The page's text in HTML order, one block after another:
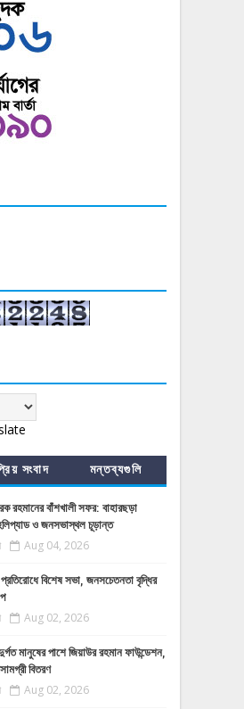
সংবাদ মন্তব্যগুলি
রহমানের বাঁশখালী সফর: বাহারছড়া
ও জনসভাস্থল চূড়ান্ত
Aug 04, 2026
প্রতিরোধে বিশেষ সভা, জনসচেতনতা বৃদ্ধির
Aug 02, 2026
মানুষের পাশে জিয়াউর রহমান ফাউন্ডেশন,
বিতরণ
Aug 02, 2026